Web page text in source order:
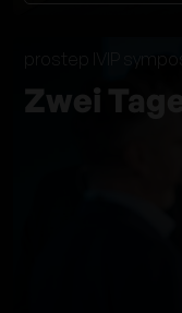
prostep IVIP
Zwei